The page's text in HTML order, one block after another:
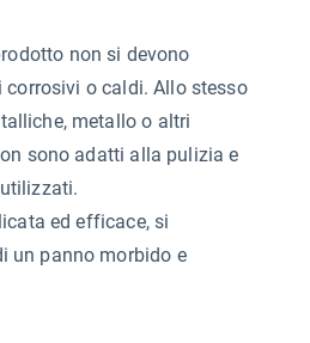
non si devono
corrosivi o caldi. Allo stesso
metallo o altri
sono adatti alla pulizia e
ed efficace, si
un panno morbido e